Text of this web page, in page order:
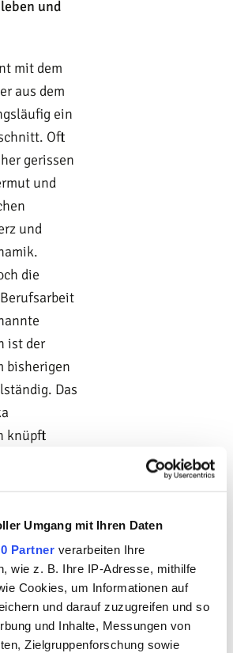
Umgang mit Ihren Daten
Partner verarbeiten Ihre
wie z. B. Ihre IP-Adresse, mithilfe
Cookies, um Informationen auf
und darauf zuzugreifen und so
und Inhalte, Messungen von
Zielgruppenforschung sowie
und
mit dem
aus dem
ein
Oft
gerissen
und
und
die
ist der
bisherigen
Das
knüpft
an:
für
aktiv
die Option